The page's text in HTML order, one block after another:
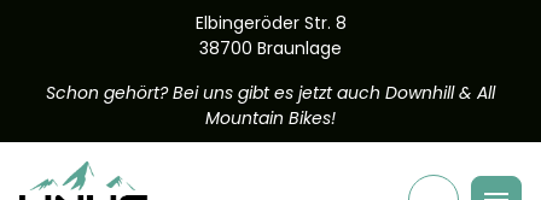
Elbingeröder Str. 8
38700 Braunlage
Schon gehört?Bei uns gibt es jetzt auch Downhill & All
Mountain Bikes!
Serviceleistungen